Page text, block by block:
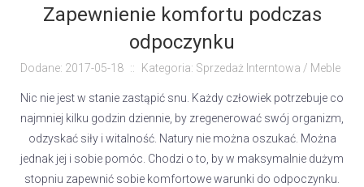
Zapewnienie komfortu podczas
odpoczynku
Dodane: 2017-05-18 :: Kategoria: Sprzedaż Interntowa / Meble
Nic nie jest w stanie zastąpić snu. Każdy człowiek potrzebuje co
najmniej kilku godzin dziennie, by zregenerować swój organizm,
odzyskać siły i witalność. Natury nie można oszukać. Można
jednak jej i sobie pomóc. Chodzi o to, by w maksymalnie dużym
stopniu zapewnić sobie komfortowe warunki do odpoczynku.